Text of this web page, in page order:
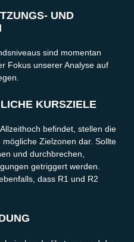
UND
sind momentan
Fokus unserer Analyse auf
KURSZIELE
befindet, stellen die
Zielzonen dar. Sollte
und durchbrechen,
getriggert werden.
dass R1 und R2